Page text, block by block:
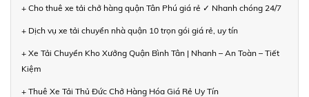
+ Cho thuê xe tải chở hàng quận Tân Phú giá rẻ ✓ Nhanh chóng 24/7
+ Dịch vụ xe tải chuyển nhà quận 10 trọn gói giá rẻ, uy tín
+ Xe Tải Chuyển Kho Xưởng Quận Bình Tân | Nhanh – An Toàn – Tiết
Kiệm
+ Thuê Xe Tải Thủ Đức Chở Hàng Hóa Giá Rẻ Uy Tín